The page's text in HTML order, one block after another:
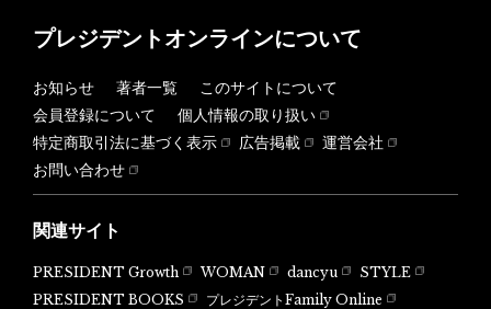
プレジデントオンラインについて
お知らせ 著者一覧
このサイトについて
会員登録について
個人情報の取り扱い
特定商取引法に基づく表示
広告掲載
運営会社
お問い合わせ
関連サイト
PRESIDENT Growth WOMAN dancyu
STYLE
PRESIDENT BOOKS
プレジデントFamily Online